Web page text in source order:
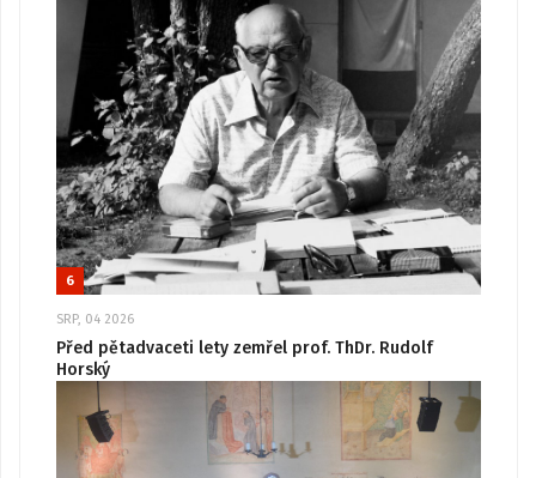
6
SRP, 04 2026
Před pětadvaceti lety zemřel prof. ThDr. Rudolf
Horský